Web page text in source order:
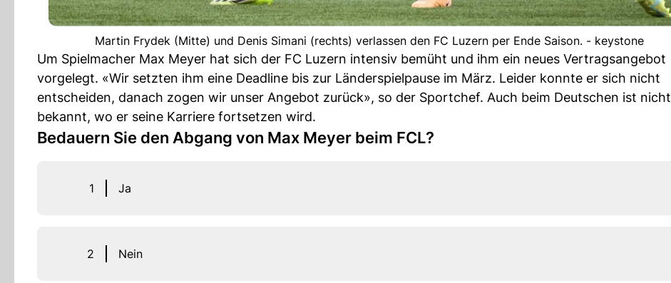
Martin Frydek (Mitte) und Denis Simani (rechts) verlassen den FC Luzern per Ende Saison. - keystone
Um Spielmacher Max Meyer hat sich der FC Luzern intensiv bemüht und ihm ein neues Vertragsangebot
vorgelegt. «Wir setzten ihm eine Deadline bis zur Länderspielpause im März. Leider konnte er sich nicht
entscheiden, danach zogen wir unser Angebot zurück», so der Sportchef. Auch beim Deutschen ist nicht
bekannt, wo er seine Karriere fortsetzen wird.
Bedauern Sie den Abgang von Max Meyer beim FCL?
1 Ja
2 Nein